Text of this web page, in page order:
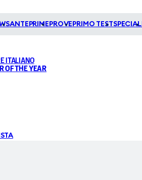
ANTEPRIME PROVE PRIMO TESTSPECIALI
ITALIANO
OF THE YEAR